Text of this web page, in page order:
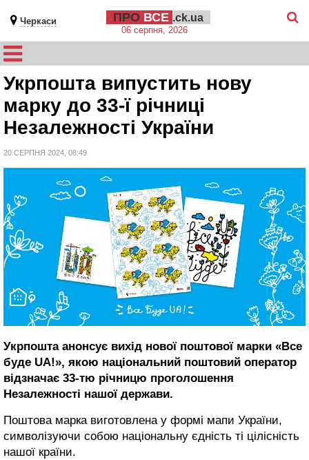
Черкаси ПРО ВСЕ .ck.ua
06 серпня, 2026
Укрпошта випустить нову
марку до 33-ї річниці
Незалежності України
20 СЕРПНЯ 2024, 08:49
Укрпошта анонсує вихід нової поштової марки «Все
буде UA!», якою національний поштовий оператор
відзначає 33-тю річницю проголошення
Незалежності нашої держави.
Поштова марка виготовлена у формі мапи України,
символізуючи собою національну єдність ті цілісність
нашої країни.